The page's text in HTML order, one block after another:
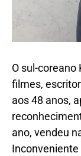
O sul-coreano
filmes,
aos 48 anos,
ano, vendeu
Inconveniente